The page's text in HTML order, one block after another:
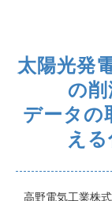
太陽光発
の
データの
え
高野電気工業株